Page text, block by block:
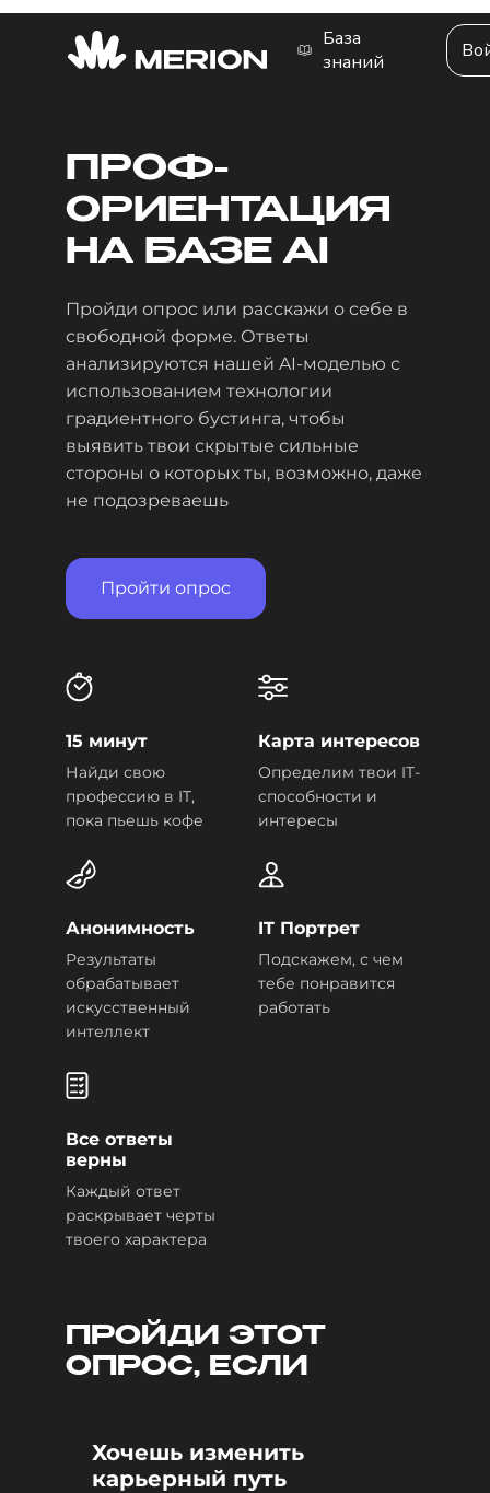
База
знаний
ПРОФ-
ОРИЕНТАЦИЯ
НА БАЗЕ AI
Пройди опрос или расскажи о себе в
свободной форме. Ответы
анализируются нашей AI-моделью с
использованием технологии
градиентного бустинга, чтобы
выявить твои скрытые сильные
стороны о которых ты, возможно, даже
не подозреваешь
Пройти опрос
15 минут
Найди свою
профессию в IT,
пока пьешь кофе
Карта интересов
Определим твои IT-
способности и
интересы
IT Портрет
Подскажем, с чем
тебе понравится
работать
Анонимность
Результаты
обрабатывает
искусственный
интеллект
Все ответы
верны
Каждый ответ
раскрывает черты
твоего характера
ПРОЙДИ ЭТОТ
ОПРОС, ЕСЛИ
Хочешь изменить
карьерный путь